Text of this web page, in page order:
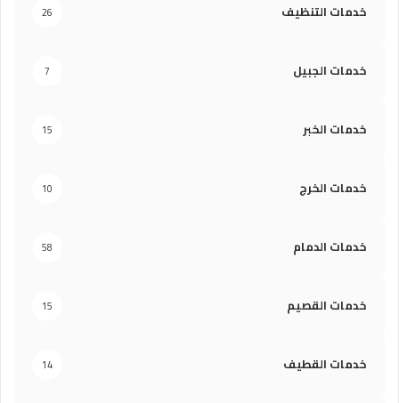
خدمات التنظيف 26
خدمات الجبيل 7
خدمات الخبر 15
خدمات الخرج 10
خدمات الدمام 58
خدمات القصيم 15
خدمات القطيف 14